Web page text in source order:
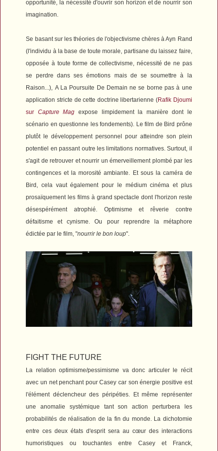
opportunité, la nécessité d'ouvrir son horizon et de nourrir son
imagination.
Se basant sur les théories de l'objectivisme chères à Ayn Rand
(l'individu à la base de toute morale, partisane du laissez faire,
opposée à toute forme de collectivisme, nécessité de ne pas
se perdre dans ses émotions mais de se soumettre à la
Raison...), A La Poursuite De Demain ne se borne pas à une
application stricte de cette doctrine libertarienne (Rafik Djoumi
sur Capture Mag expose limpidement la manière dont le
scénario en questionne les fondements). Le film de Bird prône
plutôt le développement personnel pour atteindre son plein
potentiel en passant outre les limitations normatives. Surtout, il
s'agit de retrouver et nourrir un émerveillement plombé par les
contingences et la morosité ambiante. Et sous la caméra de
Bird, cela vaut également pour le médium cinéma et plus
prosaïquement les films à grand spectacle dont l'horizon reste
désespérément atrophié. Optimisme et rêverie contre
défaitisme et cynisme. Ou pour reprendre la métaphore
édictée par le film, "nourrir le bon loup".
FIGHT THE FUTURE
La relation optimisme/pessimisme va donc articuler le récit
avec un net penchant pour Casey car son énergie positive est
l'élément déclencheur des péripéties. Et même représenter
une anomalie systémique tant son action perturbera les
probabilités de réalisation de la fin du monde. La dichotomie
entre ces deux états d'esprit sera au cœur des interactions
humoristiques ou touchantes entre Casey et Franck,